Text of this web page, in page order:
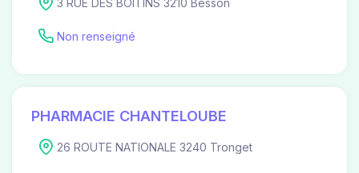
Non renseigné
PHARMACIE CHANTELOUBE
26 ROUTE NATIONALE 3240 Tronget